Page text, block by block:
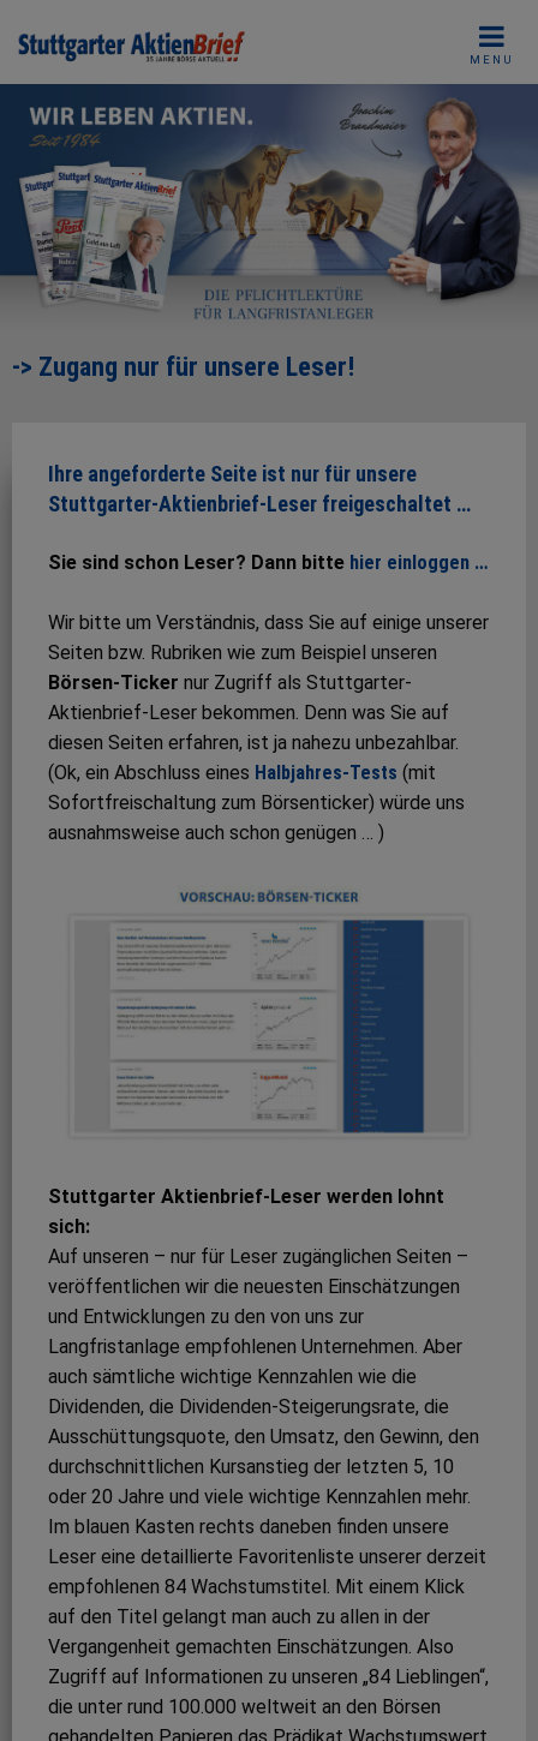
MENU
-> Zugang nur für unsere Leser!
Ihre angeforderte Seite ist nur für unsere
Stuttgarter-Aktienbrief-Leser freigeschaltet …
Sie sind schon Leser? Dann bitte hier einloggen …
Wir bitte um Verständnis, dass Sie auf einige unserer
Seiten bzw. Rubriken wie zum Beispiel unseren
Börsen-Ticker nur Zugriff als Stuttgarter-
Aktienbrief-Leser bekommen. Denn was Sie auf
diesen Seiten erfahren, ist ja nahezu unbezahlbar.
(Ok, ein Abschluss eines Halbjahres-Tests (mit
Sofortfreischaltung zum Börsenticker) würde uns
ausnahmsweise auch schon genügen … )
Stuttgarter Aktienbrief-Leser werden lohnt
sich:
Auf unseren – nur für Leser zugänglichen Seiten –
veröffentlichen wir die neuesten Einschätzungen
und Entwicklungen zu den von uns zur
Langfristanlage empfohlenen Unternehmen. Aber
auch sämtliche wichtige Kennzahlen wie die
Dividenden, die Dividenden-Steigerungsrate, die
Ausschüttungsquote, den Umsatz, den Gewinn, den
durchschnittlichen Kursanstieg der letzten 5, 10
oder 20 Jahre und viele wichtige Kennzahlen mehr.
Im blauen Kasten rechts daneben finden unsere
Leser eine detaillierte Favoritenliste unserer derzeit
empfohlenen 84 Wachstumstitel. Mit einem Klick
auf den Titel gelangt man auch zu allen in der
Vergangenheit gemachten Einschätzungen. Also
Zugriff auf Informationen zu unseren „84 Lieblingen“,
die unter rund 100.000 weltweit an den Börsen